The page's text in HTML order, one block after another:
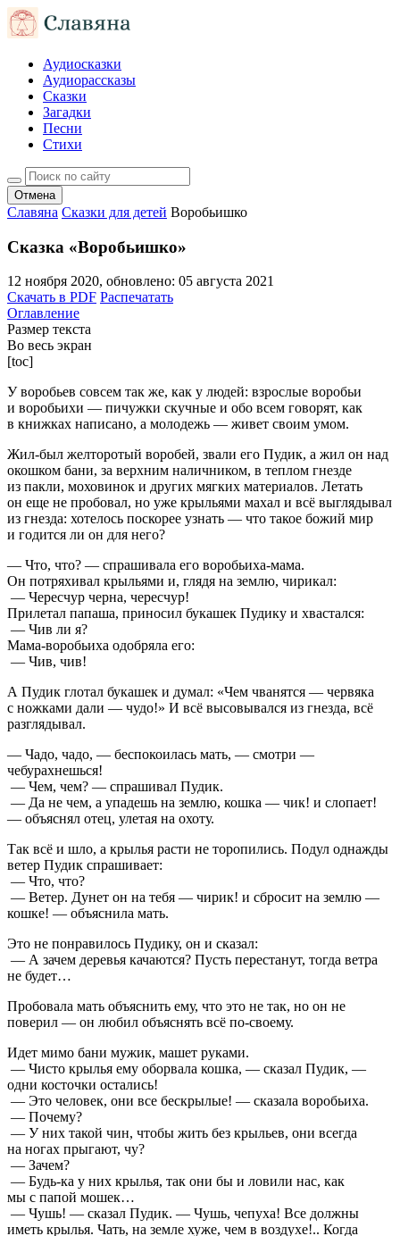
Аудиосказки
Аудиорассказы
Сказки
Загадки
Песни
Стихи
Отмена
Славяна Сказки для детей Воробьишко
Сказка «Воробьишко»
12 ноября 2020, обновлено: 05 августа 2021
Скачать в PDF Распечатать
Оглавление
Размер текста
Во весь экран
[toc]
У воробьев совсем так же, как у людей: взрослые воробьи
и воробьихи — пичужки скучные и обо всем говорят, как
в книжках написано, а молодежь — живет своим умом.
Жил-был желторотый воробей, звали его Пудик, а жил он над
окошком бани, за верхним наличником, в теплом гнезде
из пакли, моховинок и других мягких материалов. Летать
он еще не пробовал, но уже крыльями махал и всё выглядывал
из гнезда: хотелось поскорее узнать — что такое божий мир
и годится ли он для него?
— Что, что? — спрашивала его воробьиха-мама.
Он потряхивал крыльями и, глядя на землю, чирикал:
— Чересчур черна, чересчур!
Прилетал папаша, приносил букашек Пудику и хвастался:
— Чив ли я?
Мама-воробьиха одобряла его:
— Чив, чив!
А Пудик глотал букашек и думал: «Чем чванятся — червяка
с ножками дали — чудо!» И всё высовывался из гнезда, всё
разглядывал.
— Чадо, чадо, — беспокоилась мать, — смотри —
чебурахнешься!
— Чем, чем? — спрашивал Пудик.
— Да не чем, а упадешь на землю, кошка — чик! и слопает!
— объяснял отец, улетая на охоту.
Так всё и шло, а крылья расти не торопились. Подул однажды
ветер Пудик спрашивает:
— Что, что?
— Ветер. Дунет он на тебя — чирик! и сбросит на землю —
кошке! — объяснила мать.
Это не понравилось Пудику, он и сказал:
— А зачем деревья качаются? Пусть перестанут, тогда ветра
не будет…
Пробовала мать объяснить ему, что это не так, но он не
поверил — он любил объяснять всё по-своему.
Идет мимо бани мужик, машет руками.
— Чисто крылья ему оборвала кошка, — сказал Пудик, —
одни косточки остались!
— Это человек, они все бескрылые! — сказала воробьиха.
— Почему?
— У них такой чин, чтобы жить без крыльев, они всегда
на ногах прыгают, чу?
— Зачем?
— Будь-ка у них крылья, так они бы и ловили нас, как
мы с папой мошек…
— Чушь! — сказал Пудик. — Чушь, чепуха! Все должны
иметь крылья. Чать, на земле хуже, чем в воздухе!.. Когда